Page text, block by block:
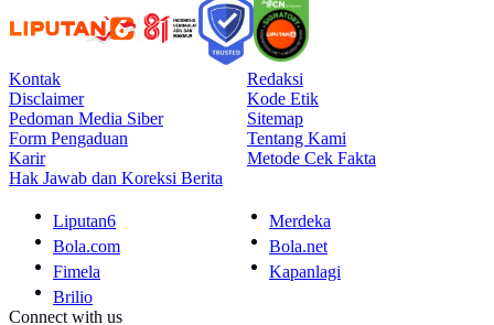
Kontak
Redaksi
Disclaimer
Kode Etik
Pedoman Media Siber
Sitemap
Form Pengaduan
Tentang Kami
Karir
Metode Cek Fakta
Hak Jawab dan Koreksi Berita
Liputan6
Merdeka
Bola.com
Bola.net
Fimela
Kapanlagi
Brilio
Connect with us